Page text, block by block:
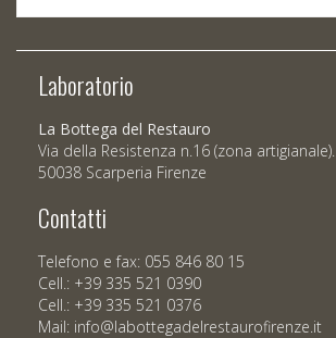
Laboratorio
La Bottega del Restauro
Via della Resistenza n.16 (zona artigianale).
50038 Scarperia Firenze
Contatti
Telefono e fax: 055 846 80 15
Cell.: +39 335 521 0390
Cell.: +39 335 521 0376
Mail: info@labottegadelrestaurofirenze.it